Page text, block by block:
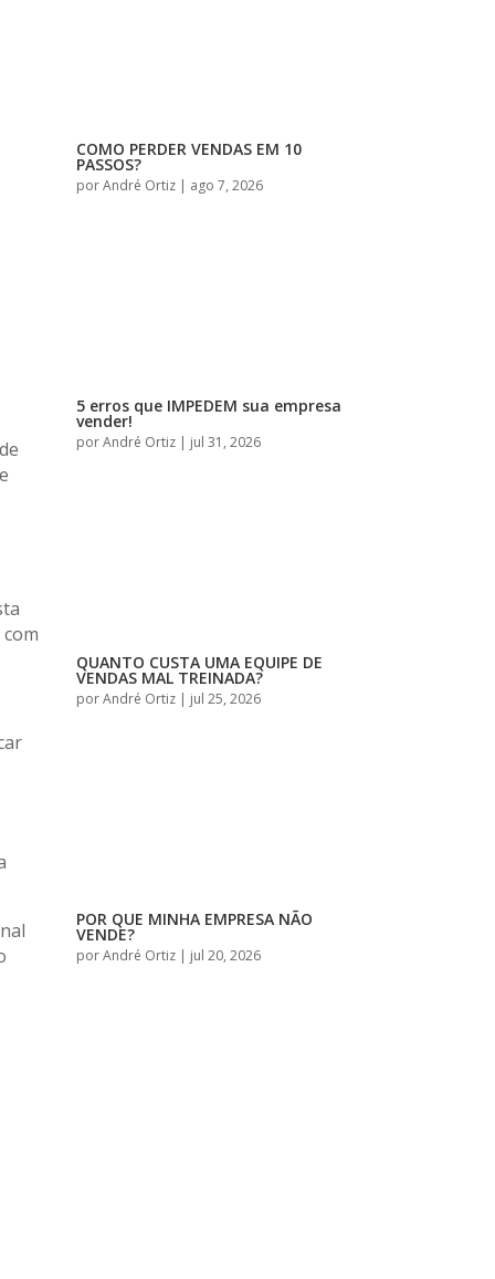
COMO PERDER VENDAS EM 10
PASSOS?
porAndré Ortiz| ago 7, 2026
5 erros que IMPEDEM sua empresa
vender!
porAndré Ortiz| jul 31, 2026
QUANTO CUSTA UMA EQUIPE DE
VENDAS MAL TREINADA?
porAndré Ortiz| jul 25, 2026
POR QUE MINHA EMPRESA NÃO
VENDE?
porAndré Ortiz| jul 20, 2026